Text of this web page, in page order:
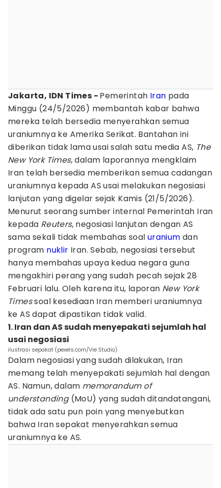
Jakarta, IDN Times - Pemerintah Iran pada
Minggu (24/5/2026) membantah kabar bahwa
mereka telah bersedia menyerahkan semua
uraniumnya ke Amerika Serikat. Bantahan ini
diberikan tidak lama usai salah satu media AS, The
New York Times, dalam laporannya mengklaim
Iran telah bersedia memberikan semua cadangan
uraniumnya kepada AS usai melakukan negosiasi
lanjutan yang digelar sejak Kamis (21/5/2026).
Menurut seorang sumber internal Pemerintah Iran
kepada Reuters, negosiasi lanjutan dengan AS
sama sekali tidak membahas soal uranium dan
program nuklir Iran. Sebab, negosiasi tersebut
hanya membahas upaya kedua negara guna
mengakhiri perang yang sudah pecah sejak 28
Februari lalu. Oleh karena itu, laporan New York
Timessoal kesediaan Iran memberi uraniumnya
ke AS dapat dipastikan tidak valid.
1. Iran dan AS sudah menyepakati sejumlah hal
usai negosiasi
ilustrasi sepakat (pexels.com/Vie Studio)
Dalam negosiasi yang sudah dilakukan, Iran
memang telah menyepakati sejumlah hal dengan
AS. Namun, dalam memorandum of
understanding(MoU) yang sudah ditandatangani,
tidak ada satu pun poin yang menyebutkan
bahwa Iran sepakat menyerahkan semua
uraniumnya ke AS.